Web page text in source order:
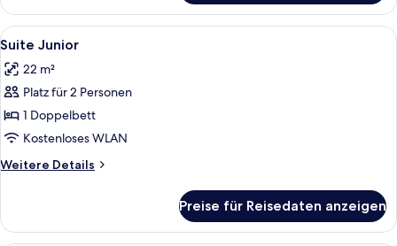
JUNIOR
BALCONY
Alle
Fotos
für
Suite
Junior
anzeigen
Hochwertige Bettwaren, Pillowtop-
4
Suite Junior
22 m²
Platz für 2 Personen
1 Doppelbett
Kostenloses WLAN
Weitere Details
Weitere
Junior
Preise für Reisedaten anzeigen